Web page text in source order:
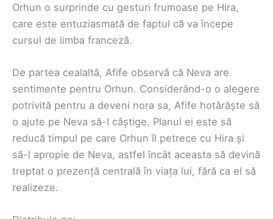
Orhun o surprinde cu gesturi frumoase pe Hira,
care este entuziasmată de faptul că va începe
cursul de limba franceză.
De partea cealaltă, Afife observă că Neva are
sentimente pentru Orhun. Considerând-o o alegere
potrivită pentru a deveni nora sa, Afife hotărăște să
o ajute pe Neva să-l câștige. Planul ei este să
reducă timpul pe care Orhun îl petrece cu Hira și
să-l apropie de Neva, astfel încât aceasta să devină
treptat o prezență centrală în viața lui, fără ca el să
realizeze.